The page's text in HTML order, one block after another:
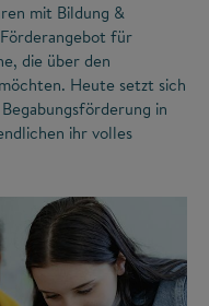
mit Bildung &
für
die über den
Heute setzt sich
in
ihr volles